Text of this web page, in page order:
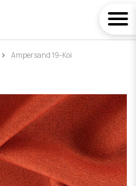
Ampersand 19-Koi